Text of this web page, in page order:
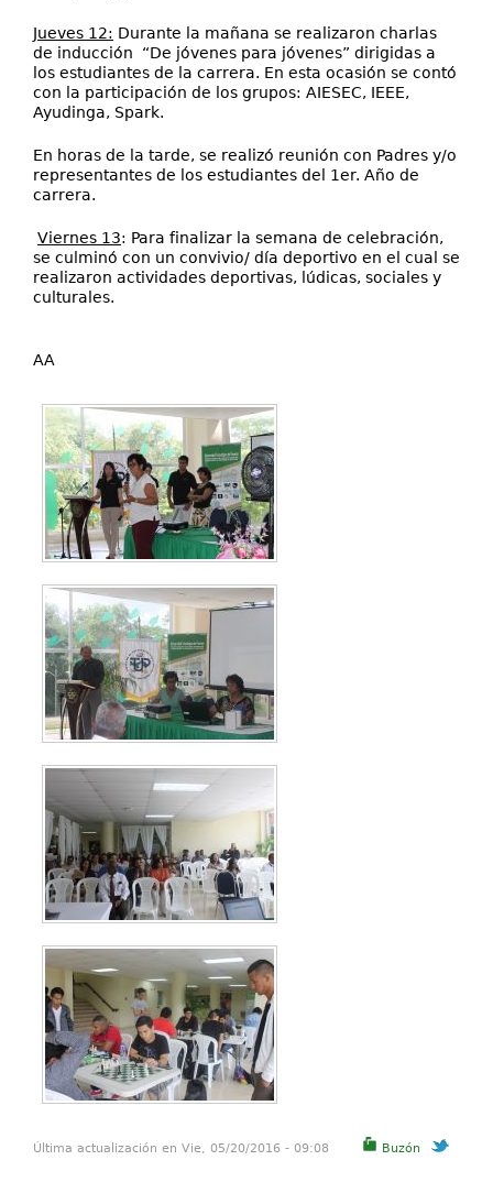
Jueves 12: Durante la mañana se realizaron charlas
de inducción “De jóvenes para jóvenes” dirigidas a
los estudiantes de la carrera. En esta ocasión se contó
con la participación de los grupos: AIESEC, IEEE,
Ayudinga, Spark.
En horas de la tarde, se realizó reunión con Padres y/o
representantes de los estudiantes del 1er. Año de
carrera.
Viernes 13: Para finalizar la semana de celebración,
se culminó con un convivio/ día deportivo en el cual se
realizaron actividades deportivas, lúdicas, sociales y
culturales.
AA
Buzón
Última actualización en Vie, 05/20/2016 - 09:08